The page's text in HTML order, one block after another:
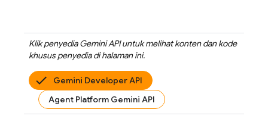
Klik penyediaGemini APIuntuk melihat konten dan kode
khusus penyedia di halaman ini.
Gemini Developer API
Agent Platform Gemini API